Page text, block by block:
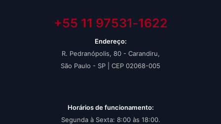
+55 11 97531‑1622‬
Endereço:
R. Pedranópolis, 80 - Carandiru,
São Paulo - SP | CEP 02068-005
Horários de funcionamento:
Segunda à Sexta: 8:00 às 18:00.